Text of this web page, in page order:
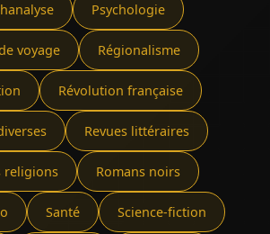
Psychologie
voyage Régionalisme
Révolution française
Revues littéraires
religions Romans noirs
Santé Science-fiction